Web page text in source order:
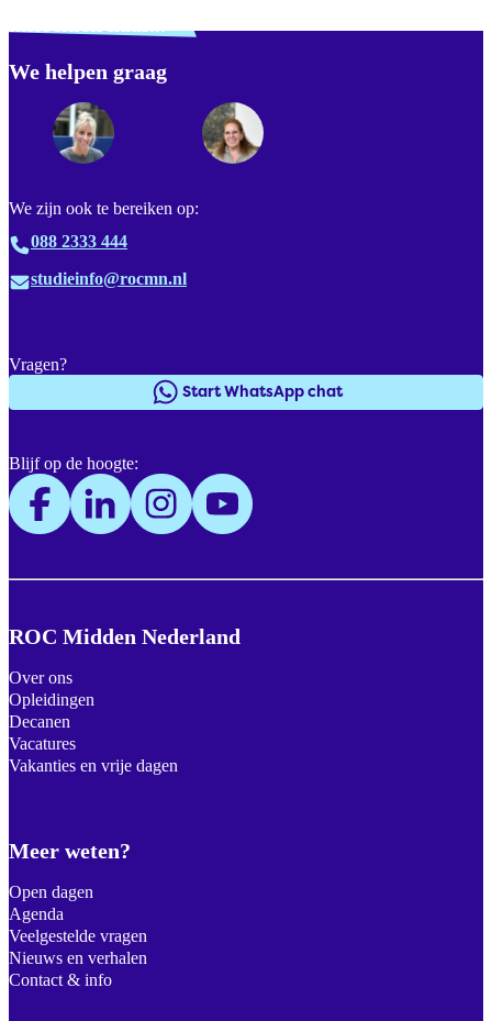
We helpen graag
We zijn ook te bereiken op:
088 2333 444
studieinfo@rocmn.nl
ROC Midden Nederland
Over ons
Opleidingen
Decanen
Vacatures
Vakanties en vrije dagen
Meer weten?
Open dagen
Agenda
Veelgestelde vragen
Nieuws en verhalen
Contact & info
Vragen?
Start WhatsApp chat
Blijf op de hoogte:
Footer